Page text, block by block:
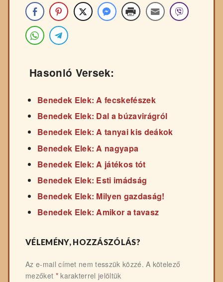
Hasonló Versek:
Benedek Elek: A fecskefészek
Benedek Elek: Dal a búzavirágról
Benedek Elek: A tanyai kis deákok
Benedek Elek: A nagyapa
Benedek Elek: A játékos tót
Benedek Elek: Esti imádság
Benedek Elek: Milyen gazdaság!
Benedek Elek: Amikor a tavasz
VÉLEMÉNY, HOZZÁSZÓLÁS?
Az e-mail címet nem tesszük közzé. A kötelező
mezőket *karakterrel jelöltük